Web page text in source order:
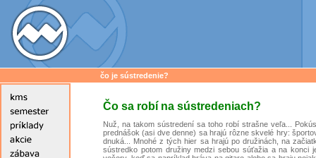
čo je sústredenie?
Čo sa robí na sústredeniach?
Nuž, na takom sústredení sa toho robí strašne veľa...
prednášok (asi dve denne) sa hrajú rôzne skvelé hry:
dnuká... Mnohé z tých hier sa hrajú po družinách, na
sústredko potom družiny medzi sebou súťažia a na konci